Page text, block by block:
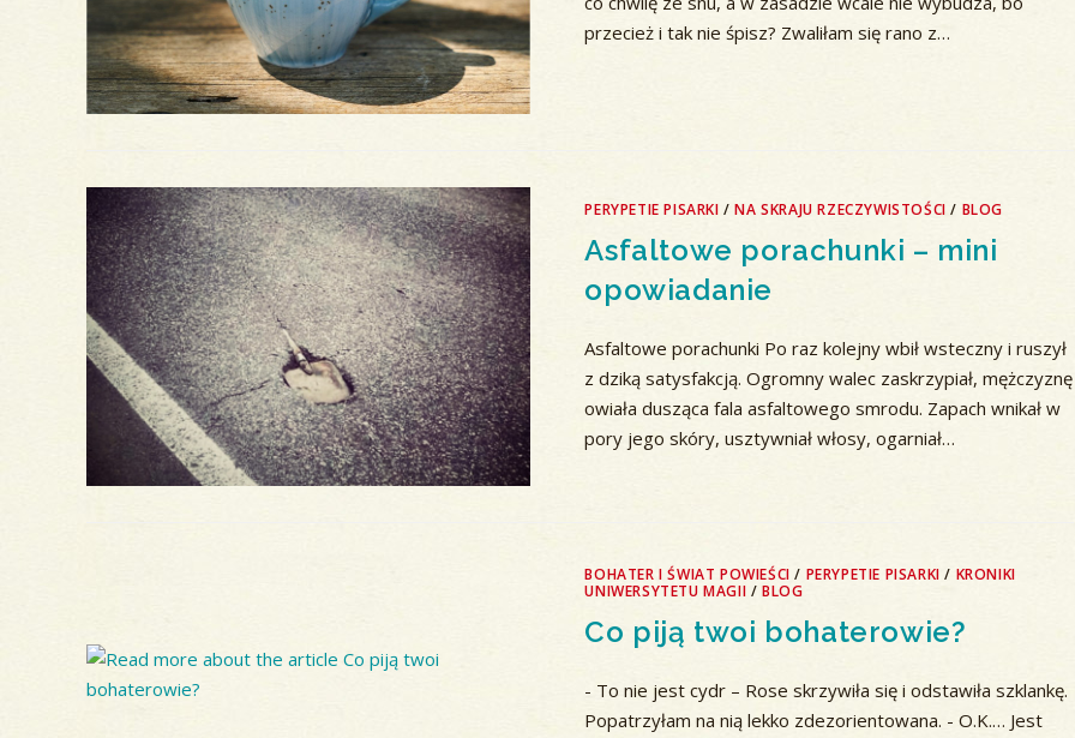
przecież i tak nie śpisz? Zwaliłam się rano z…
PERYPETIE PISARKI /NA SKRAJU RZECZYWISTOŚCI / BLOG
Asfaltowe porachunki – mini
opowiadanie
Asfaltowe porachunki Po raz kolejny wbił wsteczny i ruszył
z dziką satysfakcją. Ogromny walec zaskrzypiał, mężczyznę
owiała dusząca fala asfaltowego smrodu. Zapach wnikał w
pory jego skóry, usztywniał włosy, ogarniał…
BOHATER I ŚWIAT POWIEŚCI / PERYPETIE PISARKI / KRONIKI
UNIWERSYTETU MAGII / BLOG
Co piją twoi bohaterowie?
- To nie jest cydr – Rose skrzywiła się i odstawiła szklankę.
Popatrzyłam na nią lekko zdezorientowana. - O.K.… Jest